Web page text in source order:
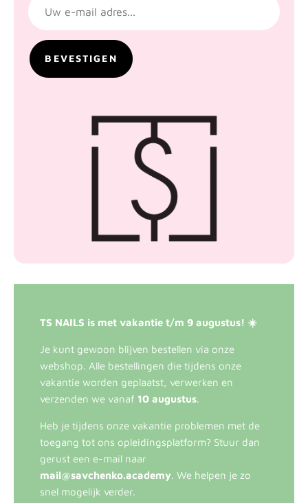
TS NAILS is met vakantie t/m 9 augustus! ☀️
Je kunt gewoon blijven bestellen via onze
webshop. Alle bestellingen die tijdens onze
vakantie worden geplaatst, verwerken en
verzenden we vanaf 10 augustus.
Heb je tijdens onze vakantie problemen met de
toegang tot ons opleidingsplatform? Stuur dan
gerust een e-mail naar
mail@savchenko.academy. We helpen je zo
snel mogelijk verder.